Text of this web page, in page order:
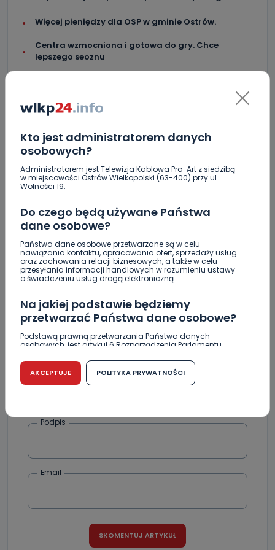
Kto jest administratorem danych
osobowych?
Administratorem jest Telewizja Kablowa Pro-Art z siedzibą
w miejscowości Ostrów Wielkopolski (63-400) przy ul.
Wolności 19.
Do czego będą używane Państwa
dane osobowe?
Państwa dane osobowe przetwarzane są w celu
nawiązania kontaktu, opracowania ofert, sprzedaży usług
oraz zachowania relacji biznesowych, a także w celu
przesyłania informacji handlowych w rozumieniu ustawy
o świadczeniu usług drogą elektroniczną.
Na jakiej podstawie będziemy
przetwarzać Państwa dane osobowe?
Podstawą prawną przetwarzania Państwa danych
osobowych, jest artykuł 6 Rozporządzenia Parlamentu
r. w sprawie ochrony osób fizycznych w związku z
przetwarzaniem danych osobowych w sprawie
swobodnego przepływu takich danych oraz uchylenia
dyrektywy 95/46/WE (RODO).
Czy jest możliwość cofnięcia zgody?
na każdym etapie i nie jest to związane z żadnymi
dokonać w dowolny, wybrany sposób (e-mail, poczta
Kiedy i komu możemy przekazać
Państwa dane?
AKCEPTUJE POLITYKA PRYWATNOŚCI
Więcej pieniędzy dla OSP w gminie Ostrów.
Centra wzmocniona i gotowa do gry. Chce
lepszego seoznu
Skomentuj ten wpis jako pierwszy!
DODAJ SWÓJ KOMENTARZ
Podpis
Email